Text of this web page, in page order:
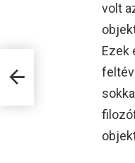
volt
Ezek